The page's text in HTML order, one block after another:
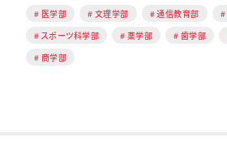
医学部
文理学部 通信教育部
スポーツ科学部
薬学部 歯学部
商学部